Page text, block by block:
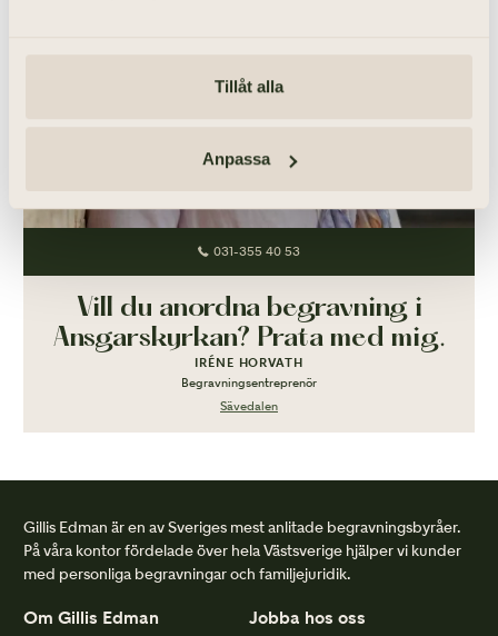
Tillåt alla
Anpassa
031-355 40 53
Vill du anordna begravning i
Ansgarskyrkan? Prata med mig.
IRÉNE HORVATH
Begravningsentreprenör
Sävedalen
Gillis Edman är en av Sveriges mest anlitade begravningsbyråer.
På våra kontor fördelade över hela Västsverige hjälper vi kunder
med personliga begravningar och familjejuridik.
Om Gillis Edman
Jobba hos oss